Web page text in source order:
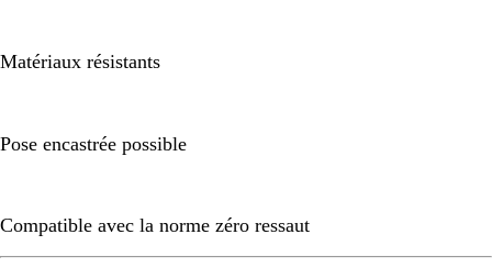
Matériaux résistants
Pose encastrée possible
Compatible avec la norme zéro ressaut